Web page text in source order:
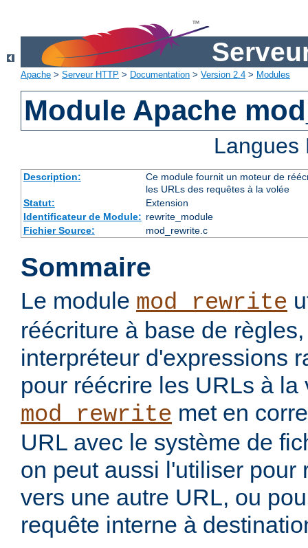
Apache > Serveur HTTP > Documentation > Version 2.4 > Modules
Module Apache
Description:
Ce module fournit un moteur de
les URLs des requêtes à la volée
Statut:
Extension
Identificateur de Module: rewrite_module
Fichier Source:
mod_rewrite.c
Sommaire
Le module mod_rewrite
réécriture à base de
interpréteur d'expressions
pour réécrire les URLs à la
mod_rewrite met en
URL avec le système de
on peut aussi l'utiliser pour
vers une autre URL, ou
requête interne à